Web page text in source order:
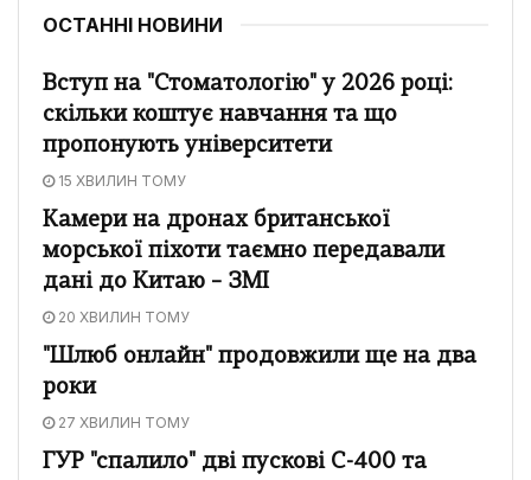
ОСТАННІ НОВИНИ
Вступ на "Стоматологію" у 2026 році:
скільки коштує навчання та що
пропонують університети
15 ХВИЛИН ТОМУ
Камери на дронах британської
морської піхоти таємно передавали
дані до Китаю – ЗМІ
20 ХВИЛИН ТОМУ
"Шлюб онлайн" продовжили ще на два
роки
27 ХВИЛИН ТОМУ
ГУР "спалило" дві пускові С-400 та